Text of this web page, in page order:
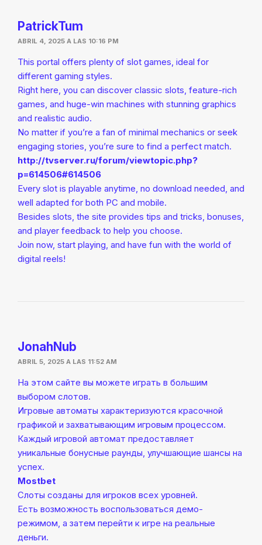
PatrickTum
ABRIL 4, 2025 A LAS 10:16 PM
This portal offers plenty of slot games, ideal for
different gaming styles.
Right here, you can discover classic slots, feature-rich
games, and huge-win machines with stunning graphics
and realistic audio.
No matter if you’re a fan of minimal mechanics or seek
engaging stories, you’re sure to find a perfect match.
http://tvserver.ru/forum/viewtopic.php?
p=614506#614506
Every slot is playable anytime, no download needed, and
well adapted for both PC and mobile.
Besides slots, the site provides tips and tricks, bonuses,
and player feedback to help you choose.
Join now, start playing, and have fun with the world of
digital reels!
JonahNub
ABRIL 5, 2025 A LAS 11:52 AM
На этом сайте вы можете играть в большим
выбором слотов.
Игровые автоматы характеризуются красочной
графикой и захватывающим игровым процессом.
Каждый игровой автомат предоставляет
уникальные бонусные раунды, улучшающие шансы на
успех.
Mostbet
Слоты созданы для игроков всех уровней.
Есть возможность воспользоваться демо-
режимом, а затем перейти к игре на реальные
деньги.